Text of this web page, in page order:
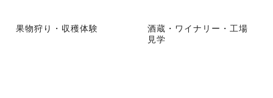
果物狩り・収穫体験
酒蔵・ワイナリー・工場
見学